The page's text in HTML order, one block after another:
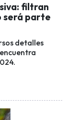
filtran
será parte
detalles